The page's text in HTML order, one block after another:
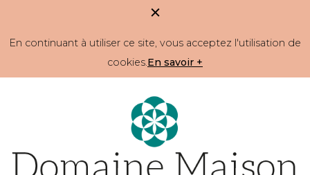
En continuant à utiliser ce site, vous acceptez l'utilisation de
cookies.En savoir +